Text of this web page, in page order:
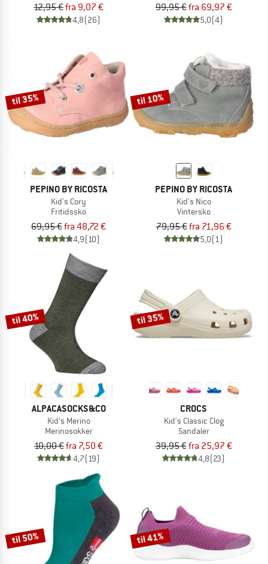
12,95 €fra 9,07 €
4,8(26)
99,95 €fra 69,97 €
5,0(4)
til 35%
PEPINO BY RICOSTA
Kid's Cory
Fritidssko
69,95 €fra 48,72 €
4,9(10)
til 10%
PEPINO BY RICOSTA
Kid's Nico
Vintersko
79,95 €fra 71,96 €
5,0(1)
til 40%
ALPACASOCKS&CO
Kid's Merino
Merinosokker
10,00 €fra 7,50 €
4,7(19)
til 35%
CROCS
Kid's Classic Clog
Sandaler
39,95 €fra 25,97 €
4,8(23)
til 50% til 41%